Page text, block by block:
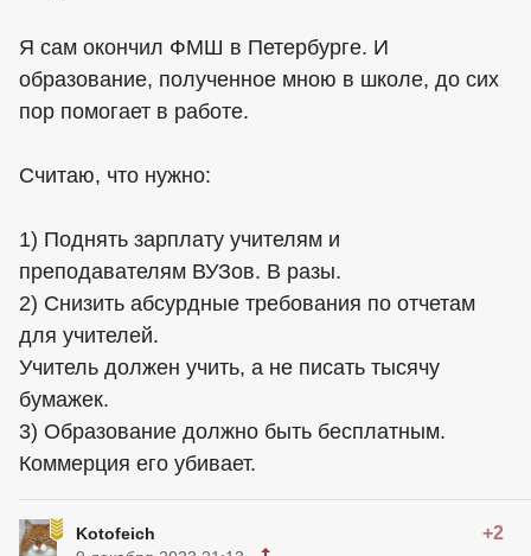
Я сам окончил ФМШ в Петербурге. И
образование, полученное мною в школе, до сих
пор помогает в работе.
Считаю, что нужно:
1) Поднять зарплату учителям и
преподавателям ВУЗов. В разы.
2) Снизить абсурдные требования по отчетам
для учителей.
Учитель должен учить, а не писать тысячу
бумажек.
3) Образование должно быть бесплатным.
Коммерция его убивает.
Kotofeich +2